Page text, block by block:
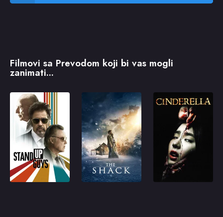
Filmovi sa Prevodom koji bi vas mogli
zanimati...